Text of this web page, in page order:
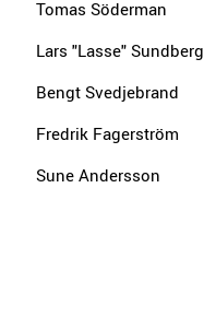
Tomas Söderman
Lars "Lasse" Sundberg
Bengt Svedjebrand
Fredrik Fagerström
Sune Andersson